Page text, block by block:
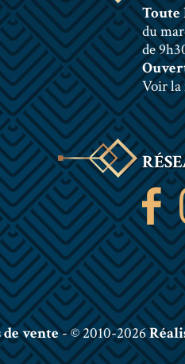
Toute
du
de
Voir la
vente- © 2010-2026